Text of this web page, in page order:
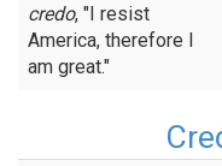
credo, "I resist
America, therefore I
am great."